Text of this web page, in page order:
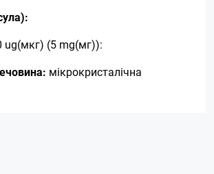
ug(мкг) (5 mg(мг)):
мікрокристалічна